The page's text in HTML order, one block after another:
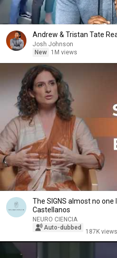
Andrew & Tristan Tate
Josh Johnson
New
1M views
The SIGNS almost no one
Castellanos
NEURO CIENCIA
Auto-dubbed
187K views